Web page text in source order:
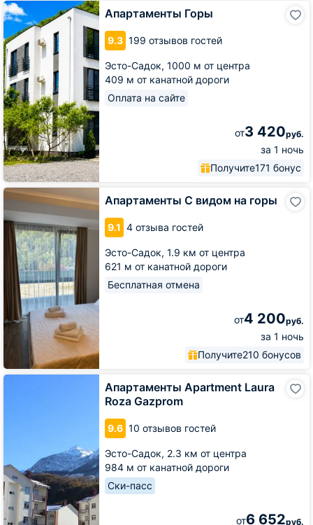
Апартаменты Горы
9.3 199 отзывов гостей
Эсто-Садок, 1000 м от центра
409 м от канатной дороги
Оплата на сайте
от3 420руб.
за 1 ночь
Получите171 бонус
Апартаменты
Горы
Апартаменты С видом на горы
9.1 4 отзыва гостей
Эсто-Садок, 1.9 км от центра
621 м от канатной дороги
Бесплатная отмена
от4 200руб.
за 1 ночь
Получите210 бонусов
Апартаменты
видом
горы
Апартаменты Apartment Laura
Roza Gazprom
9.6 10 отзывов гостей
Эсто-Садок, 2.3 км от центра
984 м от канатной дороги
Ски-пасс
от6 652руб.
Апартаменты